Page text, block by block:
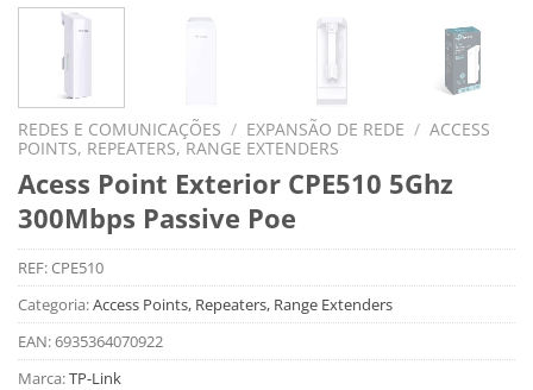
REDES E COMUNICAÇÕES / EXPANSÃO DE REDE / ACCESS
POINTS, REPEATERS, RANGE EXTENDERS
Acess Point Exterior CPE510 5Ghz
300Mbps Passive Poe
REF:CPE510
Categoria:Access Points, Repeaters, Range Extenders
EAN:6935364070922
Marca:TP-Link